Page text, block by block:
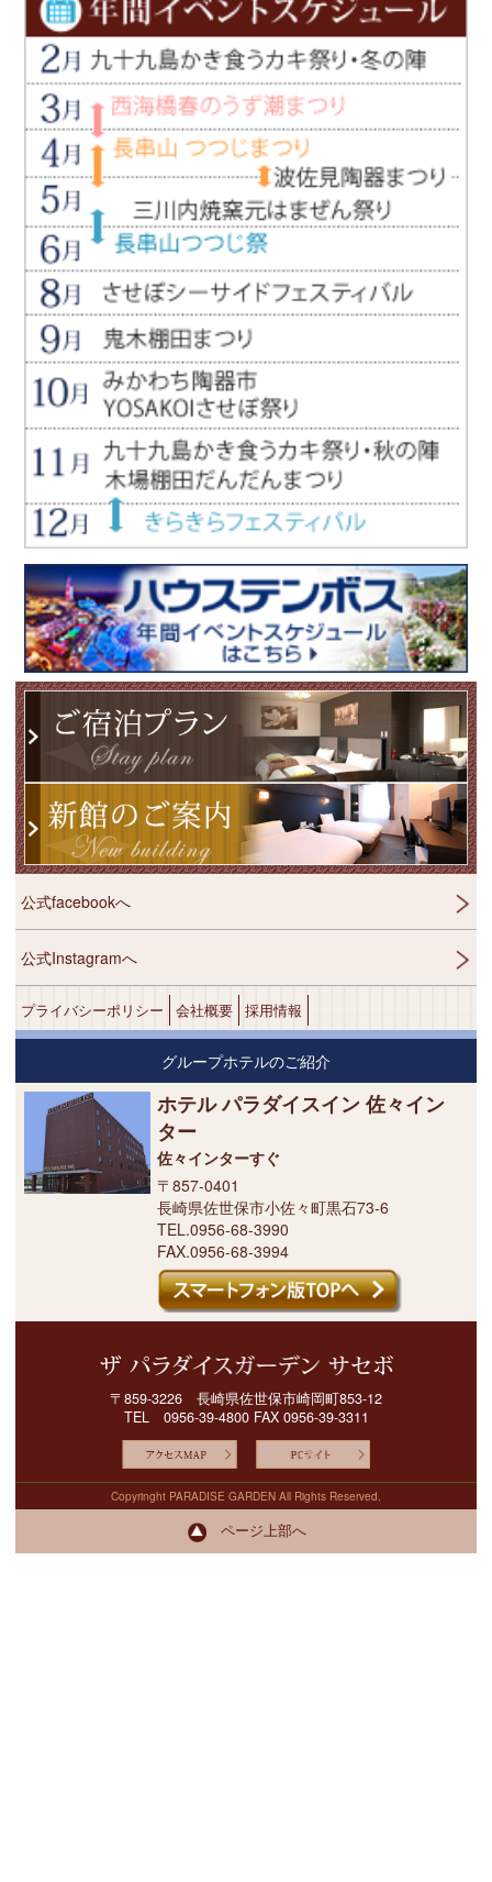
公式facebookへ
公式Instagramへ
プライバシーポリシー 会社概要 採用情報
グループホテルのご紹介
ホテル パラダイスイン 佐々イン
ター
佐々インターすぐ
〒857-0401
長崎県佐世保市小佐々町黒石73-6
TEL.0956-68-3990
FAX.0956-68-3994
〒859-3226 長崎県佐世保市崎岡町853-12
TEL 0956-39-4800 FAX 0956-39-3311
Copyringht PARADISE GARDEN All Rights Reserved.
ページ上部へ